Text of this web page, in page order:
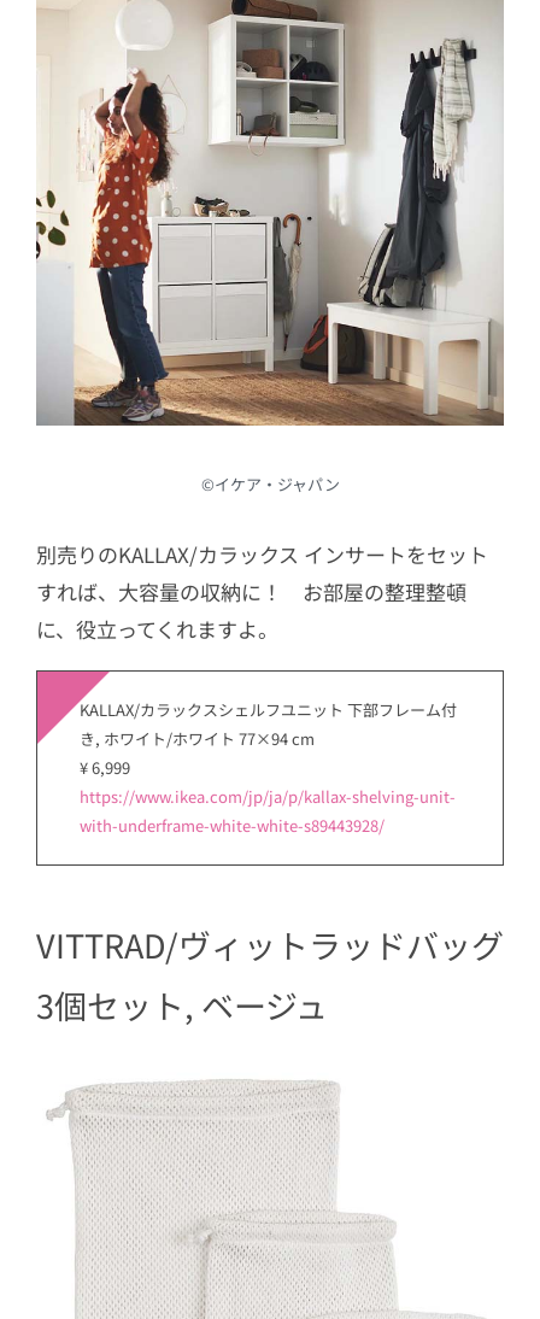
©︎イケア・ジャパン
別売りのKALLAX/カラックス インサートをセット
すれば、大容量の収納に！ お部屋の整理整頓
に、役立ってくれますよ。
KALLAX/カラックスシェルフユニット 下部フレーム付
き, ホワイト/ホワイト 77×94 cm
¥ 6,999
https://www.ikea.com/jp/ja/p/kallax-shelving-unit-
with-underframe-white-white-s89443928/
VITTRAD/ヴィットラッドバッグ
3個セット, ベージュ